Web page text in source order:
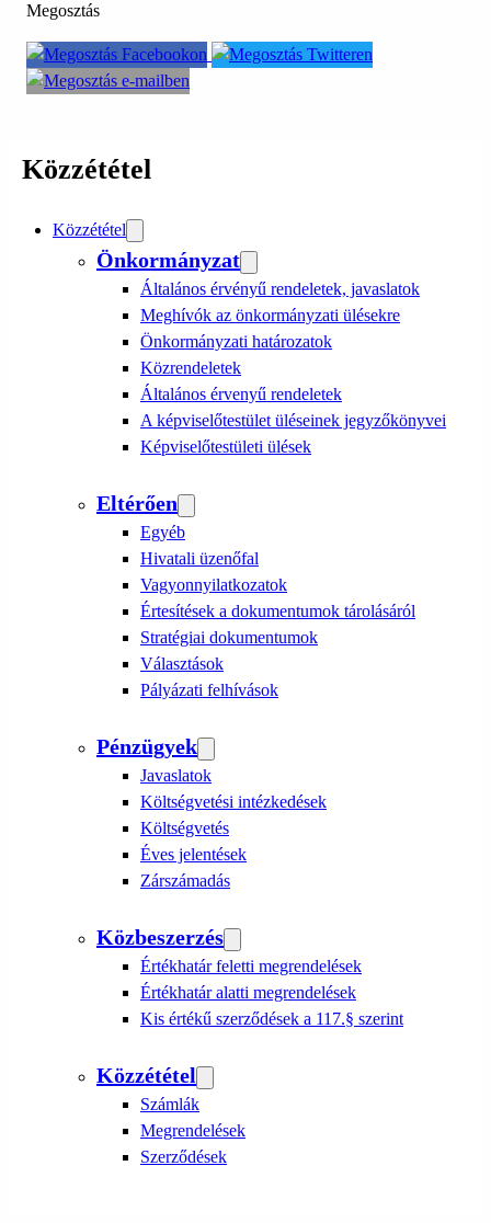
Megosztás
Közzététel
Közzététel
Önkormányzat
Általános érvényű rendeletek, javaslatok
Meghívók az önkormányzati ülésekre
Önkormányzati határozatok
Közrendeletek
Általános érvenyű rendeletek
A képviselőtestület üléseinek jegyzőkönyvei
Képviselőtestületi ülések
Eltérően
Egyéb
Hivatali üzenőfal
Vagyonnyilatkozatok
Értesítések a dokumentumok tárolásáról
Stratégiai dokumentumok
Választások
Pályázati felhívások
Pénzügyek
Javaslatok
Költségvetési intézkedések
Költségvetés
Éves jelentések
Zárszámadás
Közbeszerzés
Értékhatár feletti megrendelések
Értékhatár alatti megrendelések
Kis értékű szerződések a 117.§ szerint
Közzététel
Számlák
Megrendelések
Szerződések